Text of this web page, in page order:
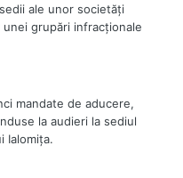
ale unor societăţi
grupări infracţionale
mandate de aducere,
la audieri la sediul
Ialomiţa.